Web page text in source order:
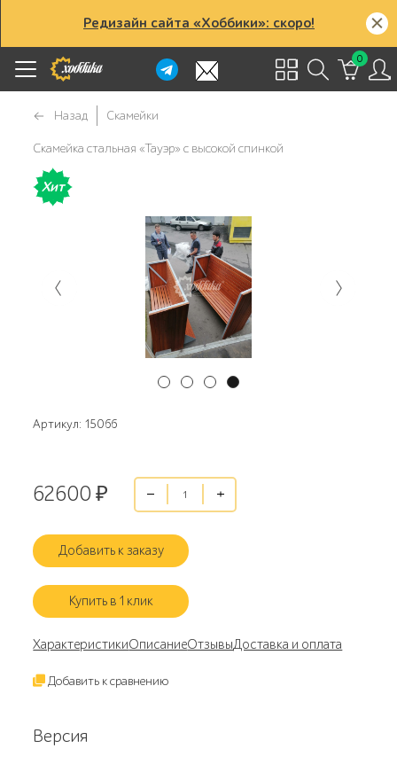
Редизайн сайта «Хоббики»: скоро!
0
Назад Скамейки
Скамейка стальная «Тауэр» с высокой спинкой
Хит
Артикул: 15066
62600 ₽
Добавить к заказу
Купить в 1 клик
ХарактеристикиОписаниеОтзывыДоставка и оплата
Добавить к сравнению
Версия